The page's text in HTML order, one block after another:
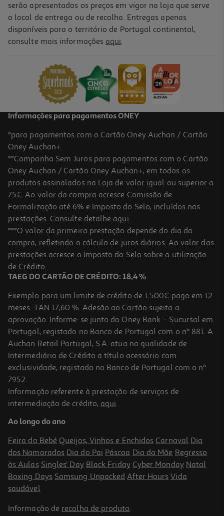
serão apresentados os preços em vigor na loja que serve
o local de entrega ou de recolha. Entregas apenas
disponíveis para o território de Portugal continental,
consulte mais informações aqui.
Informações para pagamentos ONEY
*para pagamentos com o Cartão Oney Auchan / Cartão
Oney Auchan+.
**Campanha Sem Juros para pagamentos com o Cartão
Oney Auchan / Cartão Oney Auchan+, em todos os
produtos assinalados na Loja de valor igual ou superior a
75€. Ao valor da compra acresce Comissão de
Formalização até 6% e Imposto do Selo, incluídos nas
prestações. Consulte detalhe aqui.
***O valor da primeira prestação depende do dia da
compra, refletindo o cálculo de juros diários. Ao valor das
prestações acresce o Imposto do Selo sobre a utilização
de Crédito.
TAEG DO CARTÃO DE CRÉDITO: 18,4 %
Exemplo para um limite de crédito de 1.500€ pago em 12
meses. TAN 17,60 %. Adesão ao Cartão sujeita a
aprovação. Informe-se junto do Oney Bank – Sucursal em
Portugal, registado no Banco de Portugal com o nº 881. A
Auchan Retail Portugal, S.A. atua na qualidade de
Intermediário de Crédito a título acessório com
exclusividade, registado no Banco de Portugal com o nº
7952.
Informação referente à prestação de serviços de
intermediação de crédito, aqui.
Ao longo do ano
Feira do Bebé Queijos, Vinhos e Enchidos Carnaval Dia
dos Namorados Dia do Pai Páscoa Dia da Mãe Regresso
às Aulas Singles' Day Black Friday Cyber Monday Natal
Boxing Days Samsung Unpacked After Hours Vida
saudável
Informação de recolha de produto.